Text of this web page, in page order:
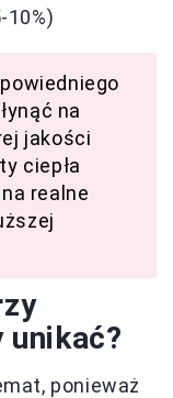
10%)
na
jakości
ciepła
realne
unikać?
ponieważ